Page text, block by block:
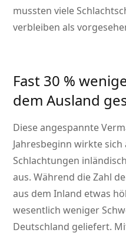
mussten viele
verbleiben als
Fast 30 %
dem Ausland
Diese angespannte
Jahresbeginn wirkte
Schlachtungen
aus. Während die Zahl
aus dem Inland etwas
wesentlich weniger
Deutschland geliefert.